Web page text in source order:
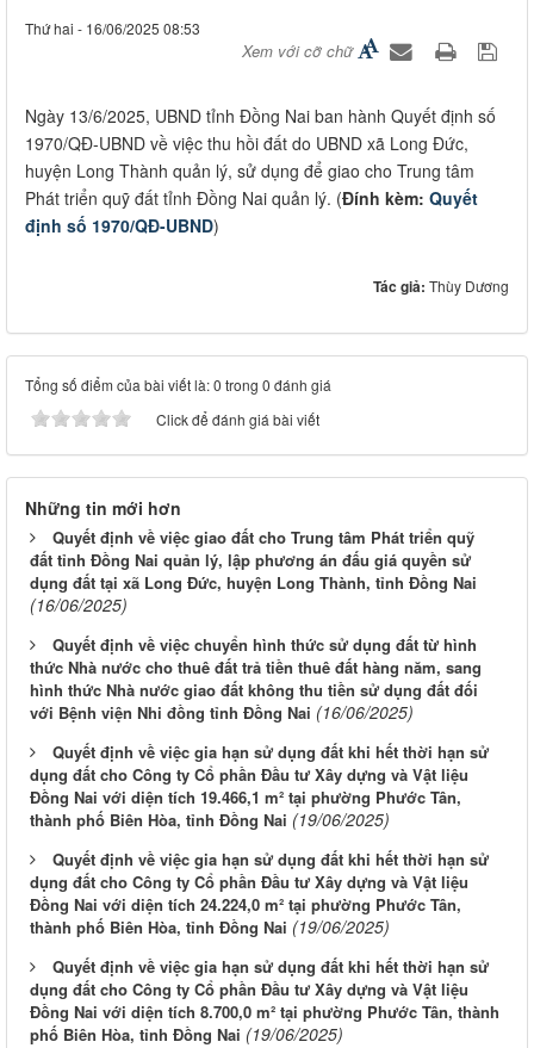
Thứ hai - 16/06/2025 08:53
Xem với cỡ chữ
Ngày 13/6/2025, UBND tỉnh Đồng Nai ban hành Quyết định số
1970/QĐ-UBND về việc thu hồi đất do UBND xã Long Đức,
huyện Long Thành quản lý, sử dụng để giao cho Trung tâm
Phát triển quỹ đất tỉnh Đồng Nai quản lý. (Đính kèm: Quyết
định số 1970/QĐ-UBND)
Tác giả: Thùy Dương
Tổng số điểm của bài viết là: 0 trong 0 đánh giá
Click để đánh giá bài viết
Những tin mới hơn
Quyết định về việc giao đất cho Trung tâm Phát triển quỹ
đất tỉnh Đồng Nai quản lý, lập phương án đấu giá quyền sử
dụng đất tại xã Long Đức, huyện Long Thành, tỉnh Đồng Nai
(16/06/2025)
Quyết định về việc chuyển hình thức sử dụng đất từ hình
thức Nhà nước cho thuê đất trả tiền thuê đất hàng năm, sang
hình thức Nhà nước giao đất không thu tiền sử dụng đất đối
với Bệnh viện Nhi đồng tỉnh Đồng Nai (16/06/2025)
Quyết định về việc gia hạn sử dụng đất khi hết thời hạn sử
dụng đất cho Công ty Cổ phần Đầu tư Xây dựng và Vật liệu
Đồng Nai với diện tích 19.466,1 m² tại phường Phước Tân,
thành phố Biên Hòa, tỉnh Đồng Nai (19/06/2025)
Quyết định về việc gia hạn sử dụng đất khi hết thời hạn sử
dụng đất cho Công ty Cổ phần Đầu tư Xây dựng và Vật liệu
Đồng Nai với diện tích 24.224,0 m² tại phường Phước Tân,
thành phố Biên Hòa, tỉnh Đồng Nai (19/06/2025)
Quyết định về việc gia hạn sử dụng đất khi hết thời hạn sử
dụng đất cho Công ty Cổ phần Đầu tư Xây dựng và Vật liệu
Đồng Nai với diện tích 8.700,0 m² tại phường Phước Tân, thành
phố Biên Hòa, tỉnh Đồng Nai (19/06/2025)